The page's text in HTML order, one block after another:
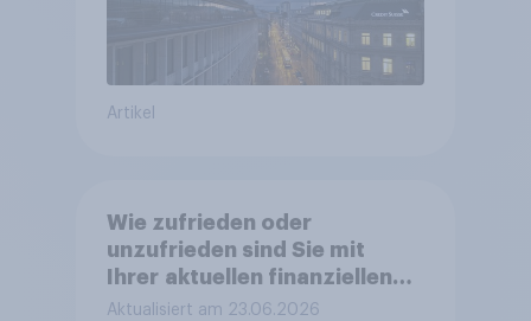
Artikel
Wie zufrieden oder
unzufrieden sind Sie mit
Ihrer aktuellen finanziellen
Haushaltssituation?
Aktualisiert am 23.06.2026